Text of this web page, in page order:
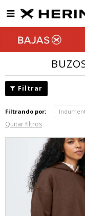

Filtrando por:
Quitar filtros